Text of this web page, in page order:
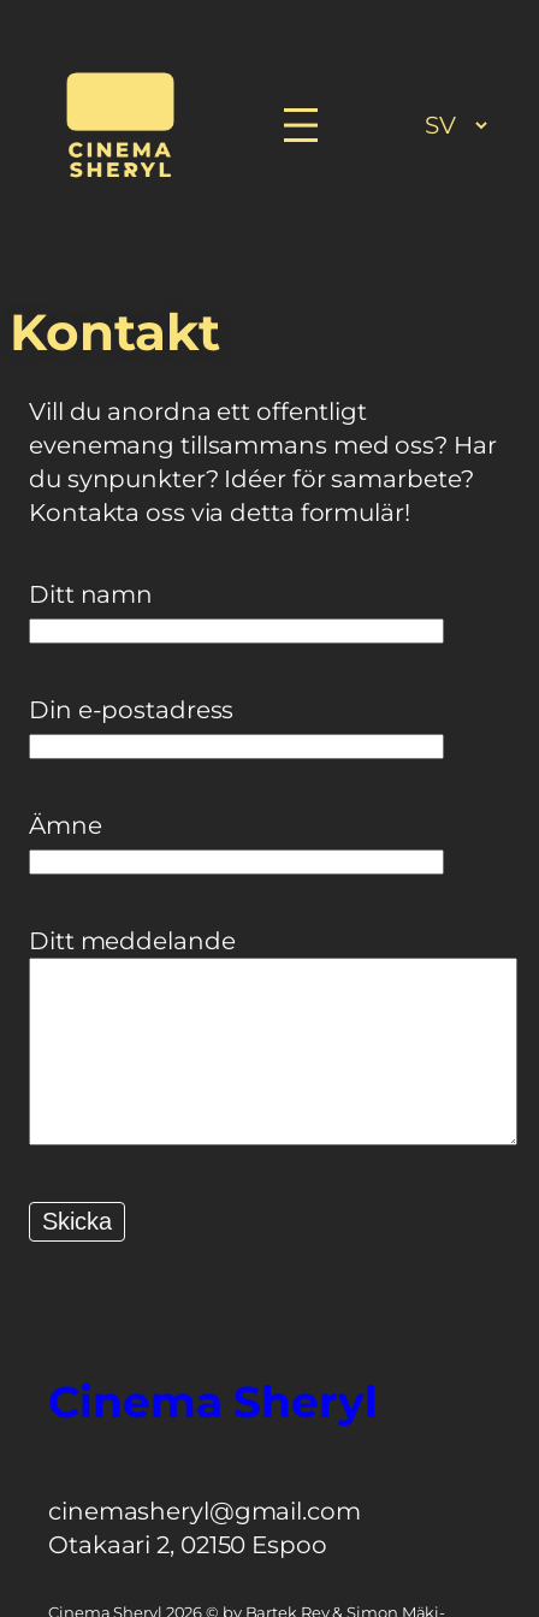
Kontakt
Vill du anordna ett offentligt
evenemang tillsammans med oss? Har
du synpunkter? Idéer för samarbete?
Kontakta oss via detta formulär!
Ditt namn
Din e-postadress
Ämne
Ditt meddelande
Cinema Sheryl
cinemasheryl@gmail.com
Otakaari 2, 02150 Espoo
Cinema Sheryl 2026 © by Bartek Rey & Simon Mäki-